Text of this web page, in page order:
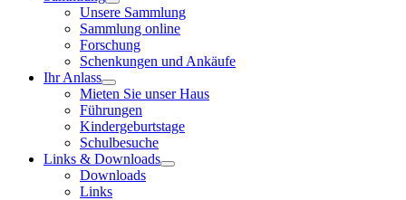
Unsere Sammlung
Sammlung online
Forschung
Schenkungen und Ankäufe
Ihr Anlass
Mieten Sie unser Haus
Führungen
Kindergeburtstage
Schulbesuche
Links & Downloads
Downloads
Links